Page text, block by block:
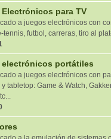
para TV
a juegos electrónicos con
tennis, futbol, carreras, tiro al
portátiles
a juegos electrónicos con
tabletop: Game & Watch,